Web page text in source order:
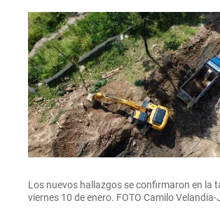
Los nuevos hallazgos se confirmaron en la
viernes 10 de enero. FOTO Camilo Velandia-